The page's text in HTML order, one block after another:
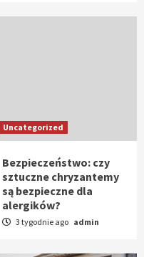
Uncategorized
Bezpieczeństwo: czy
sztuczne chryzantemy
są bezpieczne dla
alergików?
3 tygodnie ago admin